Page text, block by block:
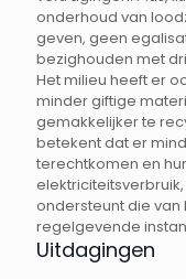
onderhoud van
geven, geen
bezighouden met
Het milieu heeft er
minder giftige
gemakkelijker te
betekent dat er
terechtkomen en
ondersteunt die van
regelgevende
Uitdagingen